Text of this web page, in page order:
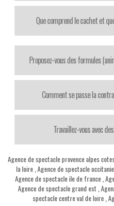
Que comprend le cachet et
Proposez-vous des formules
Comment se passe la
Travaillez-vous avec
Agence de spectacle provence alpes
la loire, Agence de spectacle occitanie,
Agence de spectacle ile de france
Agence de spectacle grand est
spectacle centre val de loire,